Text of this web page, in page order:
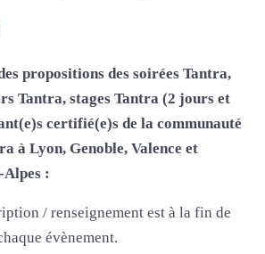
propositions des soirées Tantra,
Tantra, stages Tantra (2 jours et
certifié(e)s de la communauté
à Lyon, Genoble, Valence et
:
/ renseignement est à la fin de
évènement.